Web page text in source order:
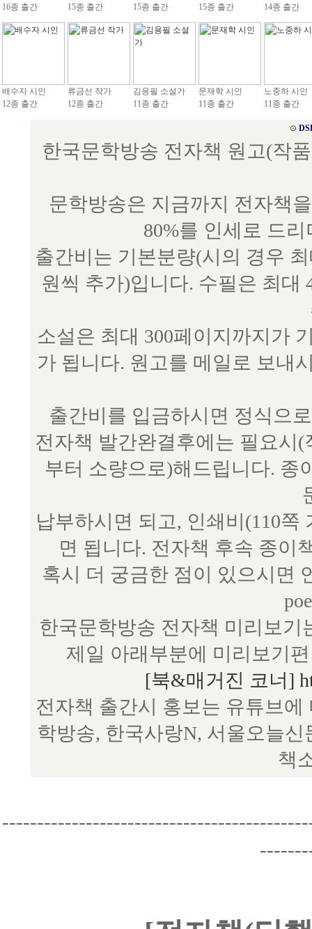
16종 출간
15종 출간
15종 출간
15종 출간
14종 출간
배수자 시인
12종 출간
류금선 작가
12종 출간
김용필 소설가
11종 출간
문재학 시인
11종 출간
노중하 시인
11종 출간
⊙
한국문학방송 전자책 원고(작
문학방송은 지금까지 전자책
80%를 인세로 드
출간비는 기본분량(시의 경우
원씩 추가)입니다. 수필은 최대
소설은 최대 300페이지까지가
가 됩니다. 원고를 메일로 보내
출간비를 입금하시면 정식으
전자책 발간완결후에는 필요시
부터 소량으로)해드립니다. 종
납부하시면 되고, 인쇄비(110
면 됩니다. 전자책 후속 종이
혹시 더 궁금한 점이 있으시면
한국문학방송 전자책 미리보
제일 아래부분에 미리보기
[북&매거진 코너]
전자책 출간시 홍보는 유튜브
학방송, 한국사랑N, 서울오늘
책